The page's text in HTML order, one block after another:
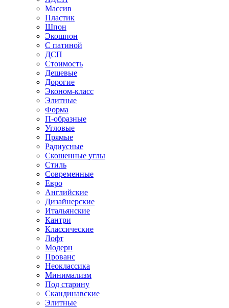
Массив
Пластик
Шпон
Экошпон
С патиной
ДСП
Стоимость
Дешевые
Дорогие
Эконом-класс
Элитные
Форма
П-образные
Угловые
Прямые
Радиусные
Скошенные углы
Стиль
Современные
Евро
Английские
Дизайнерские
Итальянские
Кантри
Классические
Лофт
Модерн
Прованс
Неоклассика
Минимализм
Под старину
Скандинавские
Элитные